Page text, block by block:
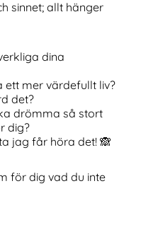
sinnet; allt hänger
dina
ett mer värdefullt liv?
det?
drömma så stort
dig?
jag får höra det! 🙈
för dig vad du inte